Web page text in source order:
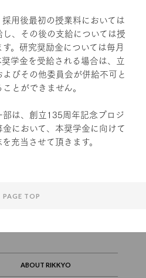
用後最初の授業料においては
、その後の支給については授
。研究奨励金については毎月
学金を受給される場合は、立
びその他委員会が併給不可と
とができません。
は、創立135周年記念プロジ
において、本奨学金に向けて
充当させて頂きます。
PAGE TOP